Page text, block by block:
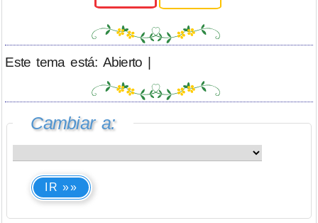
Este tema está: Abierto |
Cambiar a:
IR »»